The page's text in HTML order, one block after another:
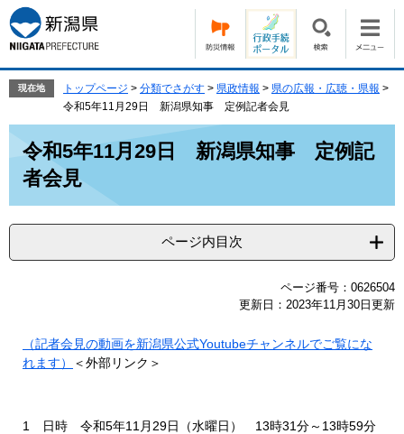
ー
ジ
の
で
ニ
ュ
ー
ば
現在地 トップページ > 分類でさがす > 県政情報 > 県の広報・広聴・県報 >
令和5年11月29日 新潟県知事 定例記者会見
令和5年11月29日 新潟県知事 定例記
者会見
ページ内目次
ページ番号：0626504
更新日：2023年11月30日更新
（記者会見の動画を新潟県公式Youtubeチャンネルでご覧にな
れます）
＜外部リンク＞
1 日時 令和5年11月29日（水曜日） 13時31分～13時59分